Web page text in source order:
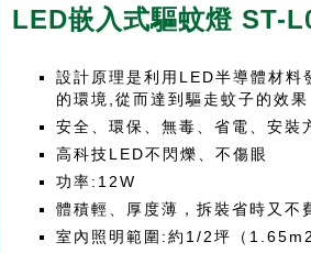
LED嵌入式驅蚊燈 ST-
設計原理是利用LED半導體材料
的環境,從而達到驅走蚊子的效果
安全、環保、無毒、省電、安裝
高科技LED不閃爍、不傷眼
功率:12W
體積輕、厚度薄，拆裝省時又不
室內照明範圍:約1/2坪（1.65m2